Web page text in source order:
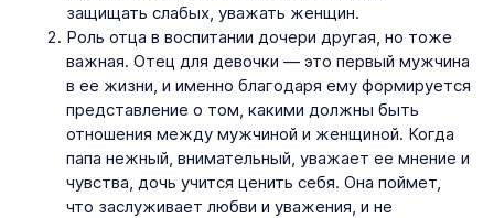
защищать слабых, уважать женщин.
Роль отца в воспитании дочери другая, но тоже
важная. Отец для девочки — это первый мужчина
в ее жизни, и именно благодаря ему формируется
представление о том, какими должны быть
отношения между мужчиной и женщиной. Когда
папа нежный, внимательный, уважает ее мнение и
чувства, дочь учится ценить себя. Она поймет,
что заслуживает любви и уважения, и не